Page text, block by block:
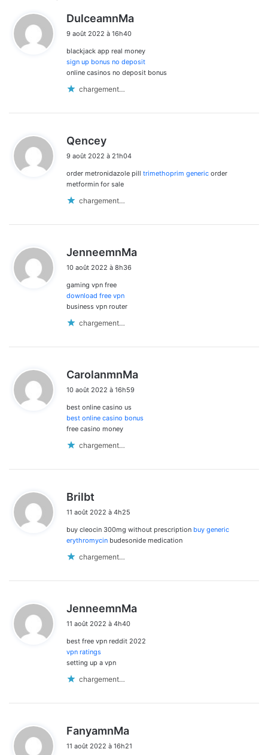
dans
les
commentaires
DulceamnMa
:
9 août 2022 à 16h40
blackjack app real money
sign up bonus no deposit
online casinos no deposit bonus
chargement…
Qencey
t
:
9 août 2022 à 21h04
order metronidazole pill trimethoprim generic order
metformin for sale
chargement…
JenneemnMa
10 août 2022 à 8h36
gaming vpn free
download free vpn
business vpn router
chargement…
CarolanmnMa
:
10 août 2022 à 16h59
best online casino us
best online casino bonus
free casino money
chargement…
Brilbt
t
:
11 août 2022 à 4h25
buy cleocin 300mg without prescription buy generic
erythromycin budesonide medication
chargement…
JenneemnMa
11 août 2022 à 4h40
best free vpn reddit 2022
vpn ratings
setting up a vpn
chargement…
FanyamnMa
t
11 août 2022 à 16h21